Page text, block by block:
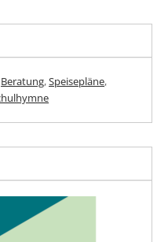
Beratung,Speisepläne,